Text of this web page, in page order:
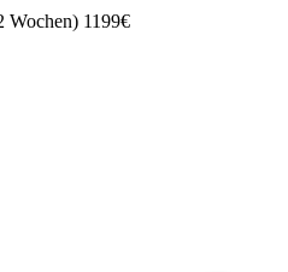
Wochen) 1199€